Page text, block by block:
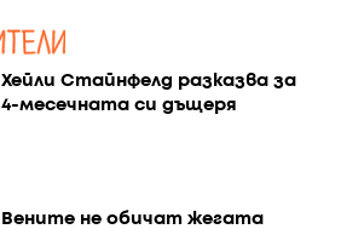
Хейли Стайнфелд разказва за
4-месечната си дъщеря
Вените не обичат жегата